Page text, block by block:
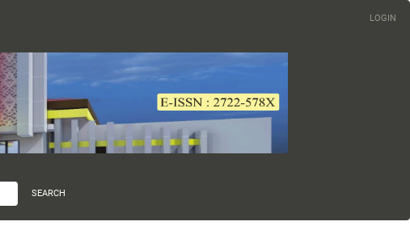
LOGIN
SEARCH